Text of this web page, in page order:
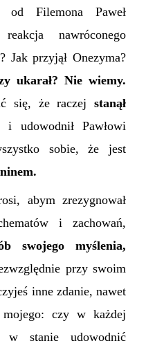
od Filemona Paweł
nawróconego
Jak przyjął Onezyma?
ukarał? Nie wiemy.
się, że raczejstanął
i udowodnił Pawłowi
sobie, że jest
abym zrezygnował
i zachowań,
swojego myślenia,
przy swoim
inne zdanie, nawet
mojego: czy w każdej
stanie udowodnić